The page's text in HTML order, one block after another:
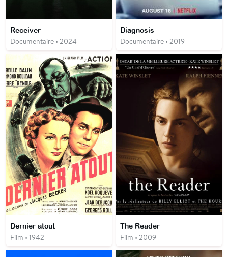
Receiver
Documentaire • 2024
Diagnosis
Documentaire • 2019
Dernier atout
Film • 1942
The Reader
Film • 2009